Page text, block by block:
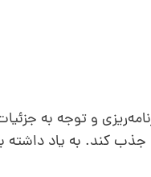
و توجه به
جذب کند. به یاد